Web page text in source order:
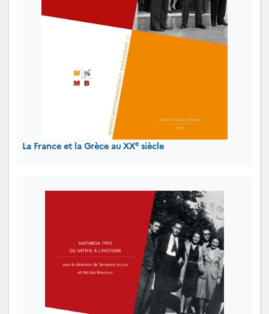
La France et la Grèce au XXe siècle